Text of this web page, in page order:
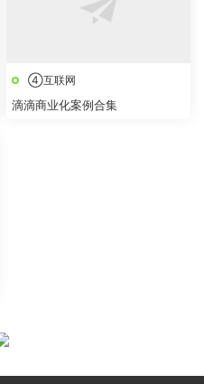
④互联网
滴滴商业化案例合集